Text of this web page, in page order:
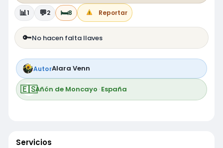
📊1 💬2 🛏️8 Reportar
🔑No hacen falta llaves
AutorAlara Venn
🇪🇸Añón de Moncayo ·España
Servicios